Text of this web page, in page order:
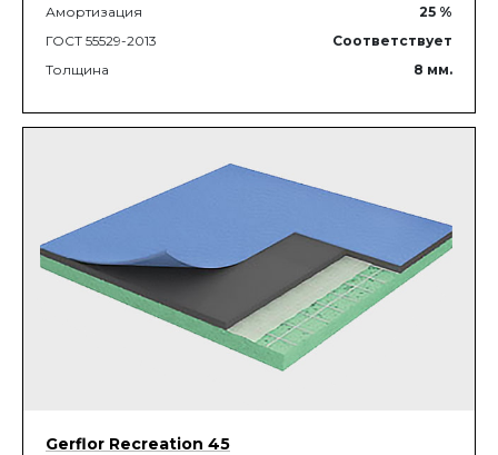
Амортизация 25 %
ГОСТ 55529-2013
Соответствует
Толщина
8 мм.
Gerflor Recreation 45